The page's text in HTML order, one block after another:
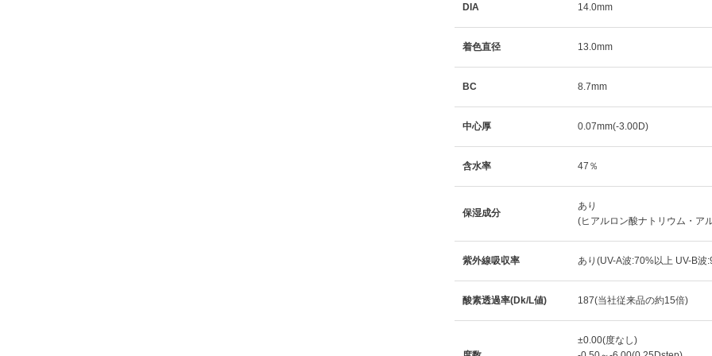
DIA 14.0mm
着色直径 13.0mm
BC 8.7mm
中心厚 0.07mm(-3.00D)
含水率 47％
保湿成分
あり
(ヒアルロン酸ナトリウム・ア
紫外線吸収率 あり(UV-A波:70%以上 UV-B波
酸素透過率(Dk/L値) 187(当社従来品の約15倍)
±0.00(度なし)